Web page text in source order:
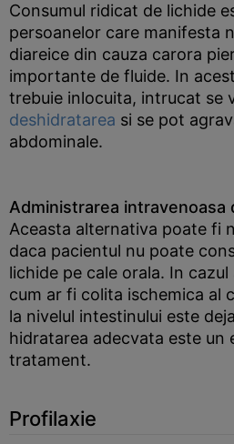
Consumul ridicat de lichide
persoanelor care manifesta
diareice din cauza carora
importante de fluide. In
trebuie inlocuita, intrucat se
deshidratarea si se pot
abdominale.
Administrarea intravenoasa
Aceasta alternativa poate fi
daca pacientul nu poate
lichide pe cale orala. In
cum ar fi colita ischemica al
la nivelul intestinului este
hidratarea adecvata este un
tratament.
Profilaxie